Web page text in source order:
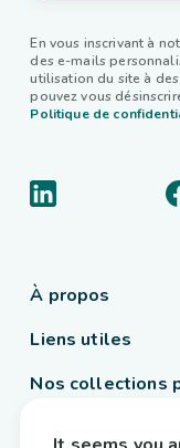
En vous inscrivant à
des e-mails
utilisation du site à
pouvez vous
Politique de
À propos
Liens utiles
Nos collections